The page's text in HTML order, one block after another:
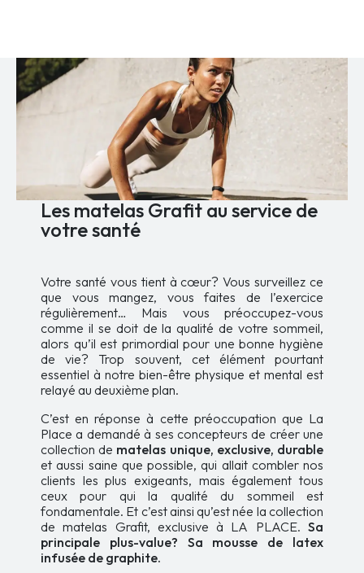
2
799,99 $
Les
options
peuvent
être
Les matelas Grafit au service de
votre santé
Votre santé vous tient à cœur? Vous surveillez ce
que vous mangez, vous faites de l’exercice
régulièrement… Mais vous préoccupez-vous
comme il se doit de la qualité de votre sommeil,
alors qu’il est primordial pour une bonne hygiène
de vie? Trop souvent, cet élément pourtant
essentiel à notre bien-être physique et mental est
relayé au deuxième plan.
C’est en réponse à cette préoccupation que La
Place a demandé à ses concepteurs de créer une
collection de matelas unique, exclusive, durable
et aussi saine que possible, qui allait combler nos
clients les plus exigeants, mais également tous
ceux pour qui la qualité du sommeil est
fondamentale. Et c’est ainsi qu’est née la collection
de matelas Grafit, exclusive à LA PLACE. Sa
principale plus-value? Sa mousse de latex
infusée de graphite.